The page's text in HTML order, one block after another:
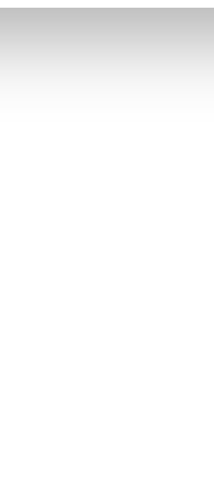
Einzelheitenfest.